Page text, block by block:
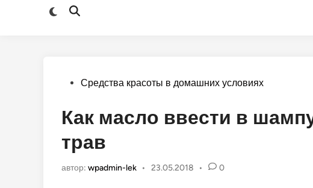
Переключить
Открыть
Опубликовано
Средства красоты в домашних условиях
Как масло ввести в
трав
автор: wpadmin-lek • 23.05.2018 • 0